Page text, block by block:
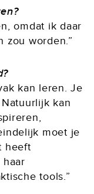
omdat ik daar
zou worden.”
kan leren. Je
kan
moet je
heeft
tools.”